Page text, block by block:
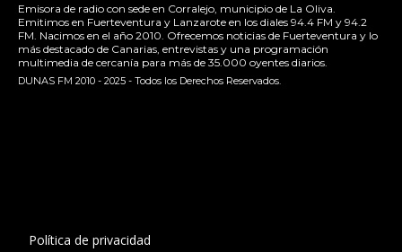
Emisora de radio con sede en Corralejo, municipio de La Oliva.
Emitimos en Fuerteventura y Lanzarote en los diales 94.4 FM y 94.2
FM. Nacimos en el año 2010. Ofrecemos noticias de Fuerteventura y lo
más destacado de Canarias, entrevistas y una programación
multimedia de cercanía para más de 35.000 oyentes diarios.
DUNAS FM 2010 - 2025 - Todos los Derechos Reservados.
Política de privacidad